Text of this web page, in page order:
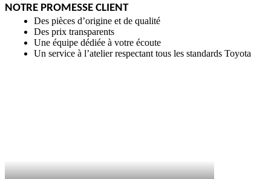
NOTRE PROMESSE CLIENT
Des pièces d’origine et de qualité
Des prix transparents
Une équipe dédiée à votre écoute
Un service à l’atelier respectant tous les standards Toyota